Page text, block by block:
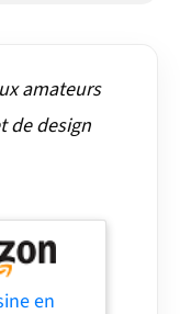
amateurs
de design
en